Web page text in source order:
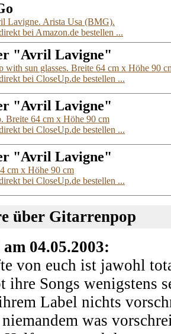
Lavigne. Arista Usa (BMG).
bei Amazon.de bestellen ...
"Avril Lavigne"
with sun glasses. Breite 64 cm x Höhe 90
bei CloseUp.de bestellen ...
"Avril Lavigne"
Breite 64 cm x Höhe 90 cm
bei CloseUp.de bestellen ...
"Avril Lavigne"
cm x Höhe 90 cm
bei CloseUp.de bestellen ...
über Gitarrenpop
04.05.2003:
von euch ist jawohl
ihre Songs wenigstens
Label nichts
was